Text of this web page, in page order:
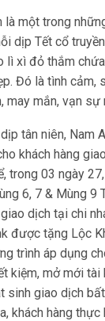
một trong
dịp Tết cổ
lì xì đỏ thắm
Đó là tình cảm,
may mắn, vạn sự
tân niên, Nam
khách hàng
trong 03 ngày
6, 7 & Mùng 9
dịch tại chi
được tặng Lộc
trình áp dụng
kiệm, mở mới tài
sinh giao dịch
khách hàng thực